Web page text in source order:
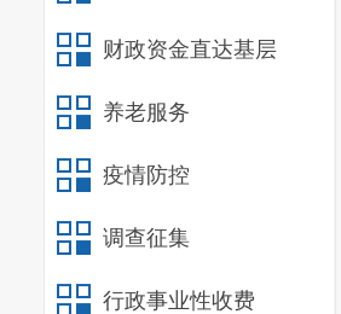
财政资金直达基层
养老服务
疫情防控
调查征集
行政事业性收费